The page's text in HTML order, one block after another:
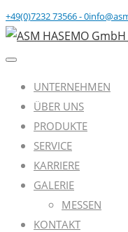
+49(0)7232 73566 - 0
UNTERNEHMEN
ÜBER UNS
PRODUKTE
SERVICE
KARRIERE
GALERIE
MESSEN
KONTAKT